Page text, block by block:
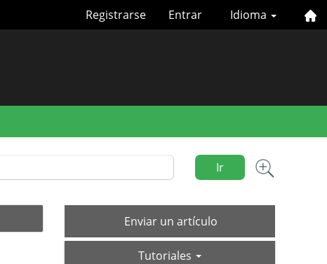
Idioma
Registrarse Entrar
Ir
Enviar
un
Enviar un artículo
Tutoriales